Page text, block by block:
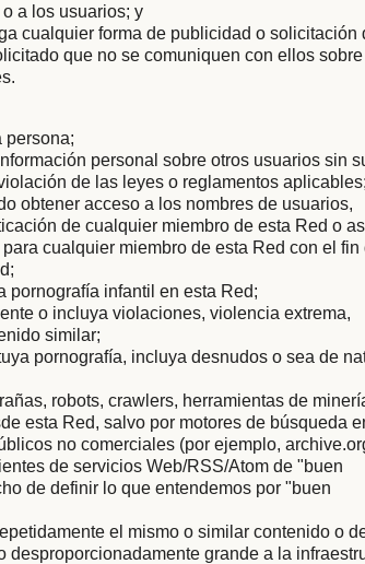
a los usuarios; y
cualquier forma de publicidad o solicitación
que no se comuniquen con ellos
persona;
personal sobre otros usuarios sin
de las leyes o reglamentos aplicables;
obtener acceso a los nombres de usuarios,
de cualquier miembro de esta Red o
cualquier miembro de esta Red con el fin
pornografía infantil en esta Red;
o incluya violaciones, violencia extrema,
similar;
pornografía, incluya desnudos o sea de
robots, crawlers, herramientas de
esta Red, salvo por motores de búsqueda
no comerciales (por ejemplo,
de servicios Web/RSS/Atom de "buen
de definir lo que entendemos por "buen
el mismo o similar contenido o
grande a la